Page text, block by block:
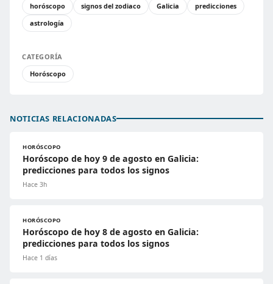
horóscopo
signos del zodiaco Galicia
predicciones
astrología
CATEGORÍA
Horóscopo
NOTICIAS RELACIONADAS
HORÓSCOPO
Horóscopo de hoy 9 de agosto en Galicia:
predicciones para todos los signos
Hace 3h
HORÓSCOPO
Horóscopo de hoy 8 de agosto en Galicia:
predicciones para todos los signos
Hace 1 días